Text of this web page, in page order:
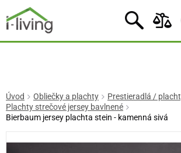
Úvod Obliečky a plachty
Prestieradlá /
Plachty strečové jersey bavlnené
Bierbaum jersey plachta stein - kamenná sivá